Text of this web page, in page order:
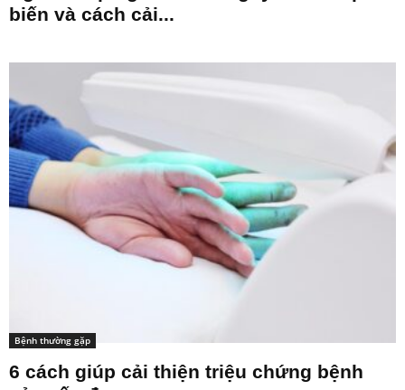
biến và cách cải...
Bệnh thường gặp
6 cách giúp cải thiện triệu chứng bệnh